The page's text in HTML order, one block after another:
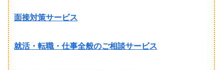
面接対策サービス
就活・転職・仕事全般のご相談サービス